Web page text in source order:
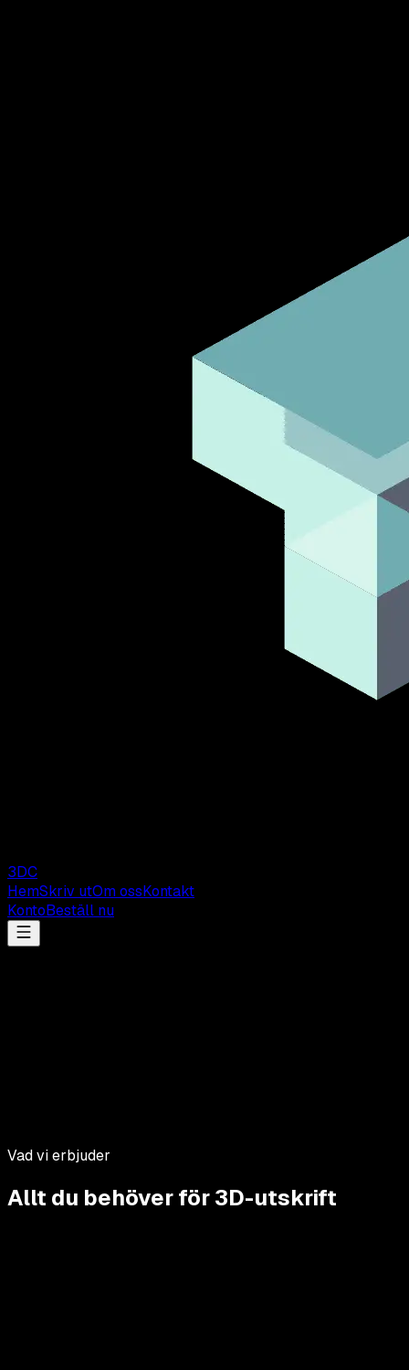
3DC
HemSkriv utOm ossKontakt
KontoBeställ nu
Vad vi erbjuder
Allt du behöver för 3D-utskrift